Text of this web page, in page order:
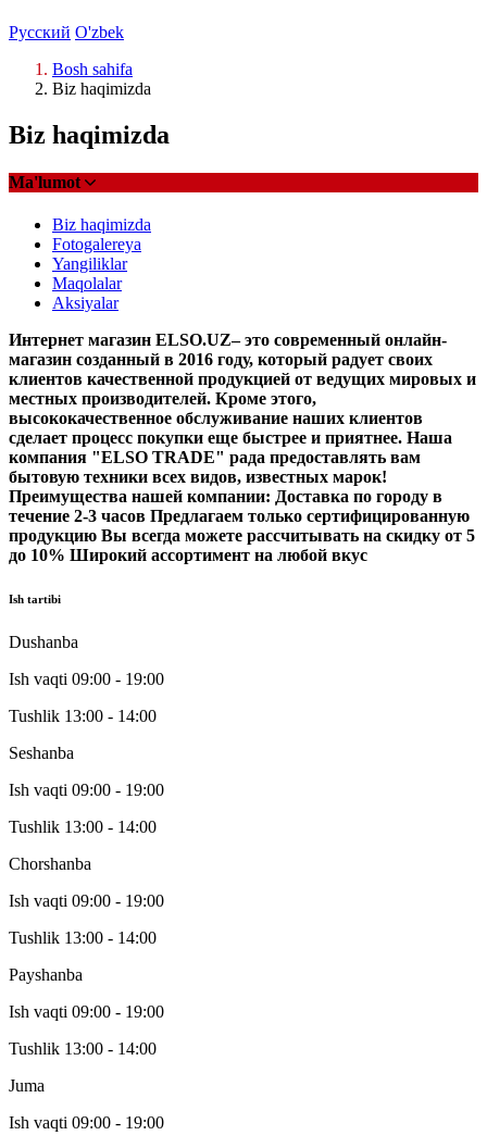
Русский O'zbek
Bosh sahifa
Biz haqimizda
Biz haqimizda
Ma'lumot
Biz haqimizda
Fotogalereya
Yangiliklar
Maqolalar
Aksiyalar
Интернет магазин ELSO.UZ– это современный онлайн-
магазин созданный в 2016 году, который радует своих
клиентов качественной продукцией от ведущих мировых и
местных производителей. Кроме этого,
высококачественное обслуживание наших клиентов
сделает процесс покупки еще быстрее и приятнее. Наша
компания "ELSO TRADE" рада предоставлять вам
бытовую техники всех видов, известных марок!
Преимущества нашей компании: Доставка по городу в
течение 2-3 часов Предлагаем только сертифицированную
продукцию Вы всегда можете рассчитывать на скидку от 5
до 10% Широкий ассортимент на любой вкус
Ish tartibi
Dushanba
Ish vaqti 09:00 - 19:00
Tushlik 13:00 - 14:00
Seshanba
Ish vaqti 09:00 - 19:00
Tushlik 13:00 - 14:00
Chorshanba
Ish vaqti 09:00 - 19:00
Tushlik 13:00 - 14:00
Payshanba
Ish vaqti 09:00 - 19:00
Tushlik 13:00 - 14:00
Juma
Ish vaqti 09:00 - 19:00